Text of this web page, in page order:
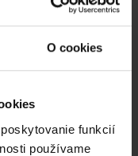
O cookies
funkcií
používame
Osada